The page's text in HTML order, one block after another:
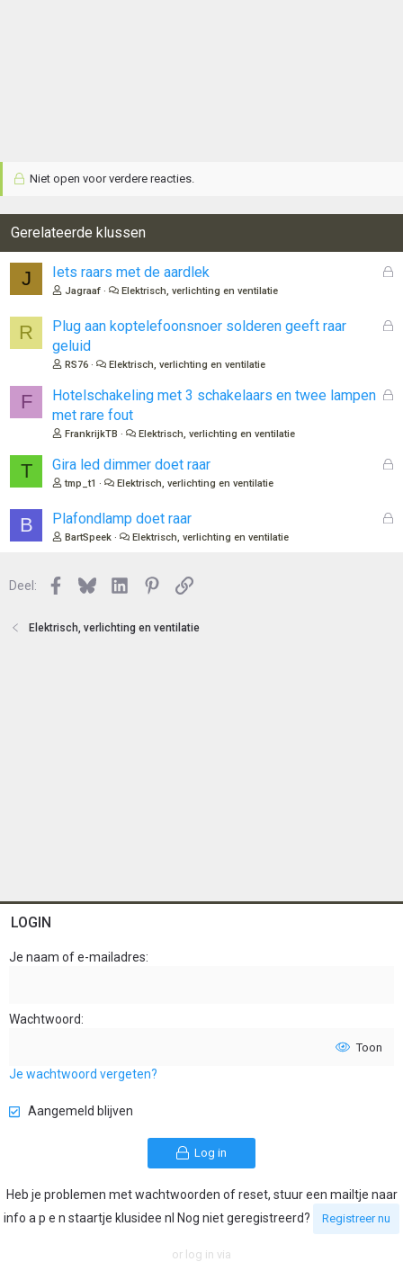
Niet open voor verdere reacties.
Gerelateerde klussen
J
G
Iets raars met de aardlek
Jagraaf Elektrisch, verlichting en ventilatie
R
G
o
Plug aan koptelefoonsnoer solderen geeft raar
geluid
RS76 Elektrisch, verlichting en ventilatie
F
G
o
Hotelschakeling met 3 schakelaars en twee lampen
met rare fout
FrankrijkTB Elektrisch, verlichting en ventilatie
T
G
Gira led dimmer doet raar
tmp_t1 Elektrisch, verlichting en ventilatie
B
G
Plafondlamp doet raar
BartSpeek Elektrisch, verlichting en ventilatie
Deel: Facebook
BlueskyLinkedInPinterest
Link
Elektrisch, verlichting en ventilatie
LOGIN
Je naam of e-mailadres
Wachtwoord
Toon
Je wachtwoord vergeten?
Aangemeld blijven
Log in
Heb je problemen met wachtwoorden of reset, stuur een mailtje naar
info a p e n staartje klusidee nl Nog niet geregistreerd?
Registreer nu
or log in via